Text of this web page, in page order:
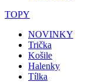
TOPY
NOVINKY
Trička
Košile
Halenky
Tílka